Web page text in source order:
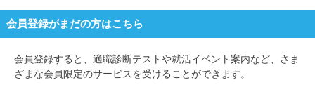
会員登録がまだの方はこちら
会員登録すると、 適職診断テストや就活イベント案内など、さま
ざまな会員限定のサービスを受けることができます。